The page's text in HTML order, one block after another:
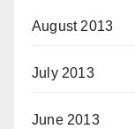
August 2013
July 2013
June 2013